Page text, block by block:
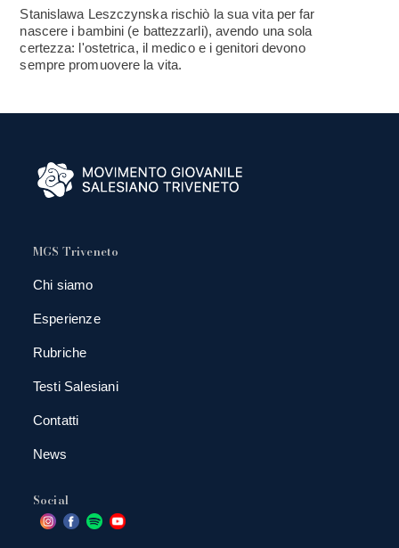
Stanislawa Leszczynska rischiò la sua vita per far
nascere i bambini (e battezzarli), avendo una sola
certezza: l'ostetrica, il medico e i genitori devono
sempre promuovere la vita.
MGS Triveneto
Chi siamo
Esperienze
Rubriche
Testi Salesiani
Contatti
News
Social